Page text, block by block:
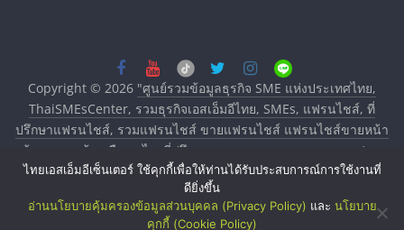
Copyright © 2026 "ศูนย์รวมข้อมูลธุรกิจ SME แห่งประเทศไทย,
ThaiSMEsCenter, รวมธุรกิจเอสเอ็มอีไทย, SMEs, แฟรนไชส์, ที่
ปรึกษาแฟรนไชส์, รวมแฟรนไชส์ ขายแฟรนไชส์ แฟรนไชส์ขายหน้า
บ้าน ลงทุนน้อย คืนทุนไว, ที่ปรึกษาการลงทุนและขยายสาขาแฟรน
ไชส์, ศูนย์รวมแฟรนไชส์ พร้อมทำเลสำหรับเปิดร้าน ปรึกษาฟรี,
บริการพัฒนาระบบแฟรนไชส์"
ไทยเอสเอ็มอีเซ็นเตอร์ ใช้คุกกี้เพื่อให้ท่านได้รับประสบการณ์การใช้งานที่
ดียิ่งขึ้น
อ่านนโยบายคุ้มครองข้อมูลส่วนบุคคล (Privacy Policy) และ นโยบาย
คุกกี้ (Cookie Policy)